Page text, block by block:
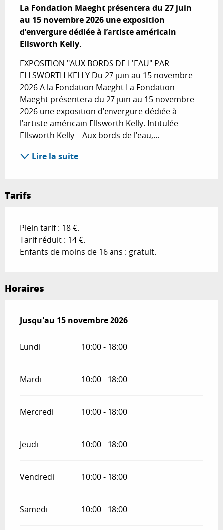
La Fondation Maeght présentera du 27 juin
au 15 novembre 2026 une exposition
d’envergure dédiée à l’artiste américain
Ellsworth Kelly.
EXPOSITION "AUX BORDS DE L'EAU" PAR
ELLSWORTH KELLY Du 27 juin au 15 novembre
2026 A la Fondation Maeght La Fondation
Maeght présentera du 27 juin au 15 novembre
2026 une exposition d’envergure dédiée à
l’artiste américain Ellsworth Kelly. Intitulée
Ellsworth Kelly – Aux bords de l’eau,...
Lire la suite
Tarifs
Plein tarif : 18 €.
Tarif réduit : 14 €.
Enfants de moins de 16 ans : gratuit.
Horaires
Du27 juin 2026au15 novembre 2026
Jusqu'au 15 novembre 2026
Lundi 10:00 - 18:00
Mardi 10:00 - 18:00
Mercredi 10:00 - 18:00
Jeudi 10:00 - 18:00
Vendredi 10:00 - 18:00
Samedi 10:00 - 18:00